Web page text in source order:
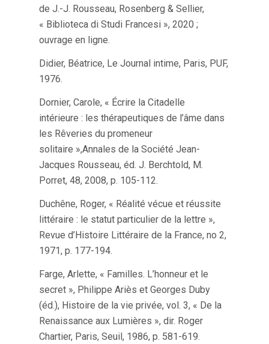
de J.-J. Rousseau, Rosenberg & Sellier,
« Biblioteca di Studi Francesi », 2020 ;
ouvrage en ligne.
Didier, Béatrice, Le Journal intime, Paris, PUF,
1976.
Dornier, Carole, « Écrire la Citadelle
intérieure : les thérapeutiques de l’âme dans
les Rêveries du promeneur
solitaire »,Annales de la Société Jean-
Jacques Rousseau, éd. J. Berchtold, M.
Porret, 48, 2008, p. 105-112.
Duchêne, Roger, « Réalité vécue et réussite
littéraire : le statut particulier de la lettre »,
Revue d’Histoire Littéraire de la France, no 2,
1971, p. 177-194.
Farge, Arlette, « Familles. L’honneur et le
secret », Philippe Ariès et Georges Duby
(éd.), Histoire de la vie privée, vol. 3, « De la
Renaissance aux Lumières », dir. Roger
Chartier, Paris, Seuil, 1986, p. 581-619.